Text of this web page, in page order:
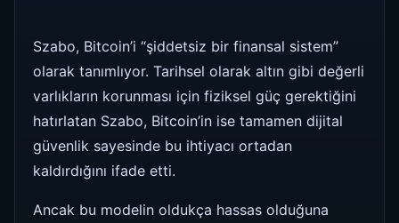
Szabo, Bitcoin’i “şiddetsiz bir finansal sistem”
olarak tanımlıyor. Tarihsel olarak altın gibi değerli
varlıkların korunması için fiziksel güç gerektiğini
hatırlatan Szabo, Bitcoin’in ise tamamen dijital
güvenlik sayesinde bu ihtiyacı ortadan
kaldırdığını ifade etti.
Ancak bu modelin oldukça hassas olduğuna